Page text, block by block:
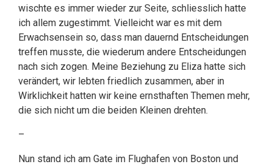
wischte es immer wieder zur Seite, schliesslich hatte
ich allem zugestimmt. Vielleicht war es mit dem
Erwachsensein so, dass man dauernd Entscheidungen
treffen musste, die wiederum andere Entscheidungen
nach sich zogen. Meine Beziehung zu Eliza hatte sich
verändert, wir lebten friedlich zusammen, aber in
Wirklichkeit hatten wir keine ernsthaften Themen mehr,
die sich nicht um die beiden Kleinen drehten.
–
Nun stand ich am Gate im Flughafen von Boston und